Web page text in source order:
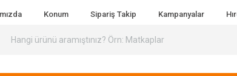
Konum Sipariş Takip Kampanyalar